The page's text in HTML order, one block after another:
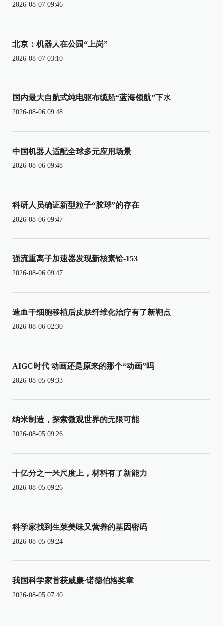
2026-08-07 09:46
北京：机器人在公园“上岗”
2026-08-07 03:10
国内最大自航式纯电驱布缆船“蓝海领航”下水
2026-08-06 09:48
中国机器人适配全球多元应用场景
2026-08-06 09:48
科研人员确证新型粒子“胶球”的存在
2026-08-06 09:47
强流重离子加速器发现新核素铪-153
2026-08-06 09:47
造血干细胞移植后皮肤纤维化治疗有了新靶点
2026-08-06 02:30
AIGC时代 动画还是原来的那个“动画”吗
2026-08-05 09:33
纳米制造，探索微观世界的无限可能
2026-08-05 09:26
十亿分之一米尺度上，材料有了新能力
2026-08-05 09:26
科学家找到生菜美味又营养的基因密码
2026-08-05 09:24
我国科学家首获威廉·诺德伯格奖章
2026-08-05 07:40